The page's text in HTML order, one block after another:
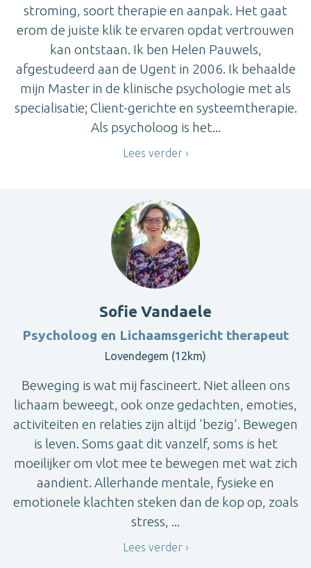
stroming, soort therapie en aanpak. Het gaat
erom de juiste klik te ervaren opdat vertrouwen
kan ontstaan. Ik ben Helen Pauwels,
afgestudeerd aan de Ugent in 2006. Ik behaalde
mijn Master in de klinische psychologie met als
specialisatie; Client-gerichte en systeemtherapie.
Als psycholoog is het...
Lees verder
Sofie Vandaele
Psycholoog en Lichaamsgericht therapeut
Lovendegem (12km)
Beweging is wat mij fascineert. Niet alleen ons
lichaam beweegt, ook onze gedachten, emoties,
activiteiten en relaties zijn altijd 'bezig'. Bewegen
is leven. Soms gaat dit vanzelf, soms is het
moeilijker om vlot mee te bewegen met wat zich
aandient. Allerhande mentale, fysieke en
emotionele klachten steken dan de kop op, zoals
stress, ...
Lees verder